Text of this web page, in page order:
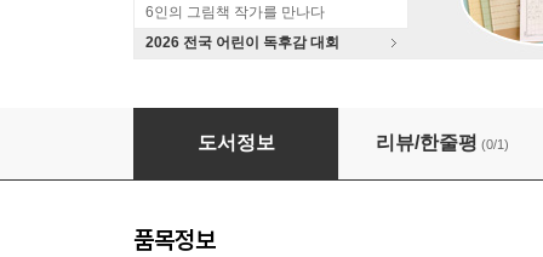
6인의 그림책 작가를 만나다
2026 전국 어린이 독후감 대회
내가 기억할게
도서정보 리뷰/한줄평 (0/1)
품목정보